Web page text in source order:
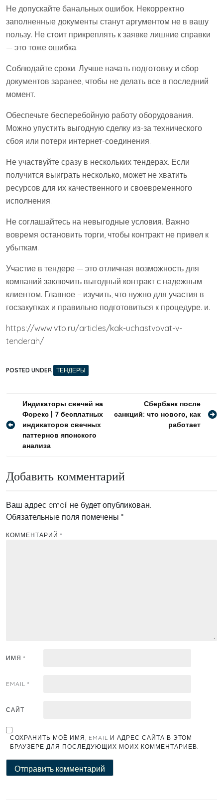
Не допускайте банальных ошибок. Некорректно
заполненные документы станут аргументом не в вашу
пользу. Не стоит прикреплять к заявке лишние справки
— это тоже ошибка.
Соблюдайте сроки. Лучше начать подготовку и сбор
документов заранее, чтобы не делать все в последний
момент.
Обеспечьте бесперебойную работу оборудования.
Можно упустить выгодную сделку из-за технического
сбоя или потери интернет-соединения.
Не участвуйте сразу в нескольких тендерах. Если
получится выиграть несколько, может не хватить
ресурсов для их качественного и своевременного
исполнения.
Не соглашайтесь на невыгодные условия. Важно
вовремя остановить торги, чтобы контракт не привел к
убыткам.
Участие в тендере — это отличная возможность для
компаний заключить выгодный контракт с надежным
клиентом. Главное – изучить, что нужно для участия в
госзакупках и правильно подготовиться к процедуре. и.
https://www.vtb.ru/articles/kak-uchastvovat-v-
tenderah/
POSTED UNDER ТЕНДЕРЫ
Навигация
по
записям
Индикаторы свечей на
Форекс | 7 бесплатных
индикаторов свечных
паттернов японского
анализа
Сбербанк после
санкций: что нового, как
работает
Добавить комментарий
Ваш адрес email не будет опубликован.
Обязательные поля помечены *
КОММЕНТАРИЙ *
ИМЯ *
EMAIL *
САЙТ
СОХРАНИТЬ МОЁ ИМЯ, EMAIL И АДРЕС САЙТА В ЭТОМ
БРАУЗЕРЕ ДЛЯ ПОСЛЕДУЮЩИХ МОИХ КОММЕНТАРИЕВ.